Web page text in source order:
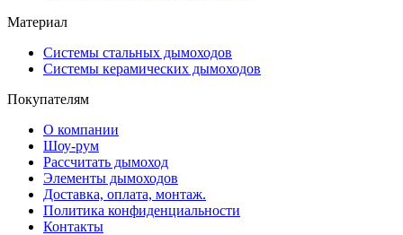
Материал
Системы стальных дымоходов
Системы керамических дымоходов
Покупателям
О компании
Шоу-рум
Рассчитать дымоход
Элементы дымоходов
Доставка, оплата, монтаж.
Политика конфиденциальности
Контакты